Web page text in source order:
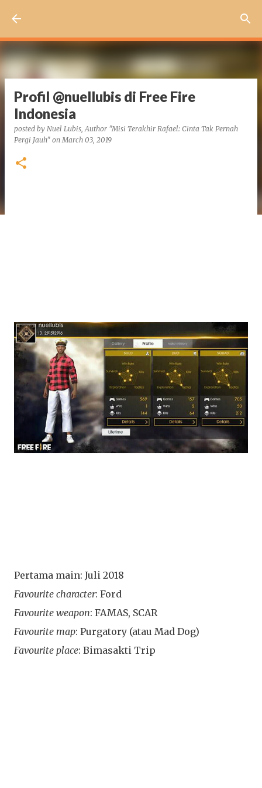
Profil @nuellubis di Free Fire
Indonesia
posted by Nuel Lubis, Author "Misi Terakhir Rafael: Cinta Tak Pernah
Pergi Jauh" onMarch 03, 2019
Pertama main: Juli 2018
Favourite character: Ford
Favourite weapon: FAMAS, SCAR
Favourite map: Purgatory (atau Mad Dog)
Favourite place: Bimasakti Trip